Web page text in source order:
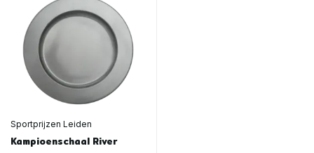
Sportprijzen Leiden
Kampioenschaal River